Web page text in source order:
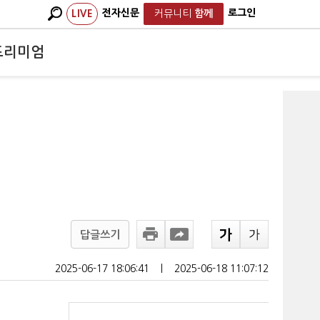
LIVE 전자신문 커뮤니티 함께 로그인
리미엄
답글쓰기
2025-06-17 18:06:41 2025-06-18 11:07:12